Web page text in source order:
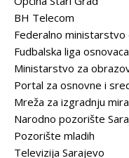
BH Telecom
Federalno ministarstvo
Fudbalska liga
Ministarstvo za
Portal za osnovne i
Mreža za izgradnju mira
Narodno pozorište
Pozorište mladih
Televizija Sarajevo